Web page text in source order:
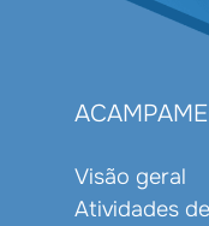
Visão geral
Atividades